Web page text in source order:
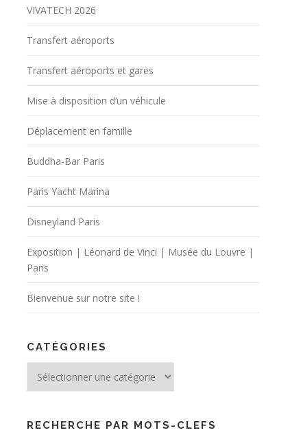
VIVATECH 2026
Transfert aéroports
Transfert aéroports et gares
Mise à disposition d’un véhicule
Déplacement en famille
Buddha-Bar Paris
Paris Yacht Marina
Disneyland Paris
Exposition | Léonard de Vinci | Musée du Louvre |
Paris
Bienvenue sur notre site !
CATÉGORIES
RECHERCHE PAR MOTS-CLEFS